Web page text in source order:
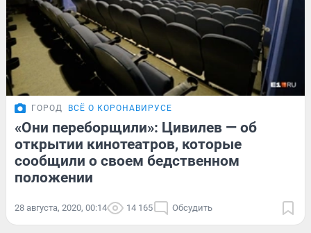
ГОРОД ВСЁ О КОРОНАВИРУСЕ
«Они переборщили»: Цивилев — об
открытии кинотеатров, которые
сообщили о своем бедственном
положении
28 августа, 2020, 00:14 14 165 Обсудить